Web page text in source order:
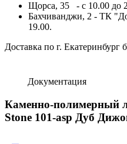
Щорса, 35 - с 10.00 до
Бахчиванджи, 2 - ТК
19.00.
Доставка по г. Екатеринбург
Документация
Каменно-полимерный
Stone 101-asp Дуб